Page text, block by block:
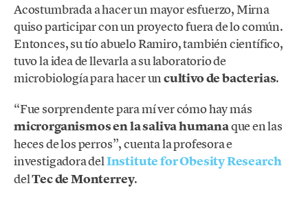
Acostumbrada a hacer un mayor esfuerzo, Mirna
quiso participar con un proyecto fuera de lo común.
Entonces, su tío abuelo Ramiro, también científico,
tuvo la idea de llevarla a su laboratorio de
microbiología para hacer uncultivo de bacterias.
“Fue sorprendente para mí ver cómo hay más
microrganismos en la saliva humanaque en las
heces de los perros”, cuenta la profesora e
investigadora delInstitute for Obesity Research
delTec de Monterrey.